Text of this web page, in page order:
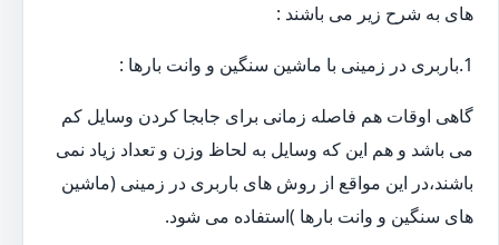
های به شرح زیر می باشند :
1.باربری در زمینی با ماشین سنگین و وانت بارها :
گاهی اوقات هم فاصله زمانی برای جابجا کردن وسایل کم
می باشد و هم این که وسایل به لحاظ وزن و تعداد زیاد نمی
باشند،در این مواقع از روش های باربری در زمینی (ماشین
های سنگین و وانت بارها )استفاده می شود.